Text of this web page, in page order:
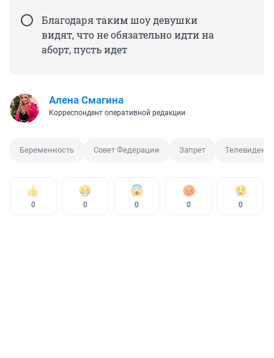
Благодаря таким шоу девушки
видят, что не обязательно идти на
аборт, пусть идет
Алена Смагина
Корреспондент оперативной редакции
Беременность Совет Федерации Запрет
0 0 0 0 0